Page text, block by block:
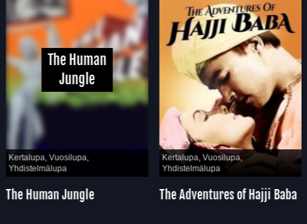
The Human
Jungle
Kertalupa, Vuosilupa,
Yhdistelmälupa
The Human Jungle
Kertalupa, Vuosilupa,
Yhdistelmälupa
The Adventures of Hajji Baba